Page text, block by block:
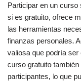
Participar en un curso
si es gratuito, ofrece
las herramientas
finanzas personales.
valiosa que podría
curso gratuito
participantes, lo que